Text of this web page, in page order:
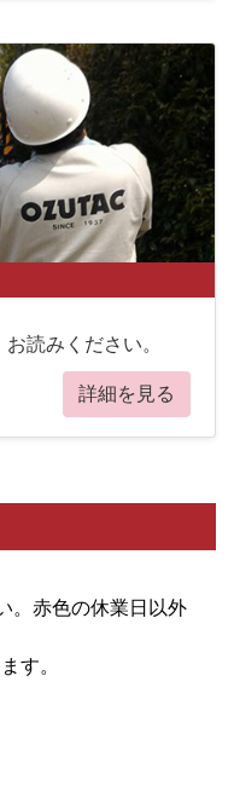
読みください。
詳細を見る
。赤色の休業日以外
す。